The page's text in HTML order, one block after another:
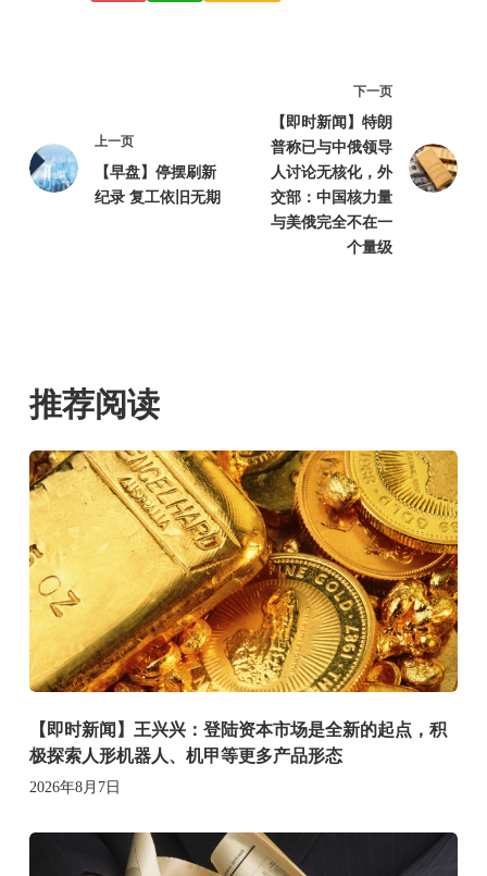
上一页
【早盘】停摆刷新
纪录 复工依旧无期
下一页
【即时新闻】特朗
普称已与中俄领导
人讨论无核化，外
交部：中国核力量
与美俄完全不在一
个量级
推荐阅读
【即时新闻】王兴兴：登陆资本市场是全新的起点，积
极探索人形机器人、机甲等更多产品形态
2026年8月7日